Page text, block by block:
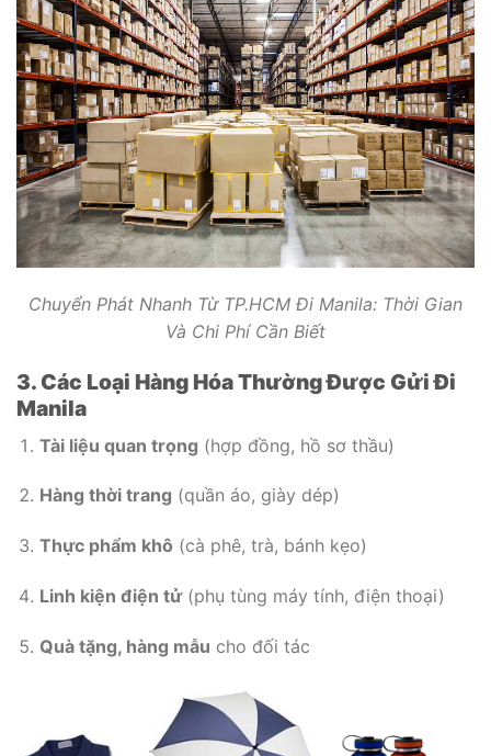
Chuyển Phát Nhanh Từ TP.HCM Đi Manila: Thời Gian
Và Chi Phí Cần Biết
3. Các Loại Hàng Hóa Thường Được Gửi Đi
Manila
Tài liệu quan trọng (hợp đồng, hồ sơ thầu)
Hàng thời trang (quần áo, giày dép)
Thực phẩm khô (cà phê, trà, bánh kẹo)
Linh kiện điện tử(phụ tùng máy tính, điện thoại)
Quà tặng, hàng mẫu cho đối tác